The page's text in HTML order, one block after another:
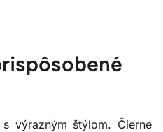
výrazným štýlom. Čierne